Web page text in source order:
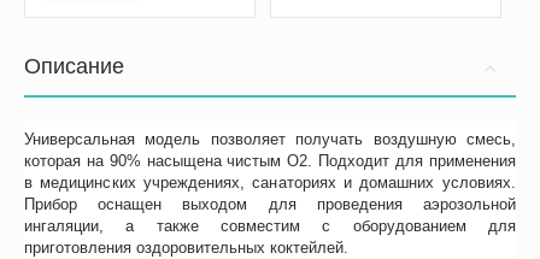
Описание
Универсальная модель позволяет получать воздушную смесь,
которая на 90% насыщена чистым О2. Подходит для применения
в медицинских учреждениях, санаториях и домашних условиях.
Прибор оснащен выходом для проведения аэрозольной
ингаляции, а также совместим с оборудованием для
приготовления оздоровительных коктейлей.